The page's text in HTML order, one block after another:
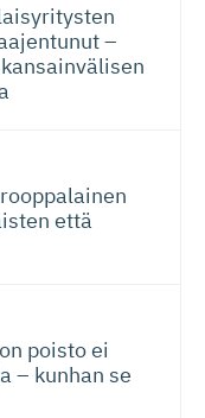
–
että
poisto ei
– kunhan se